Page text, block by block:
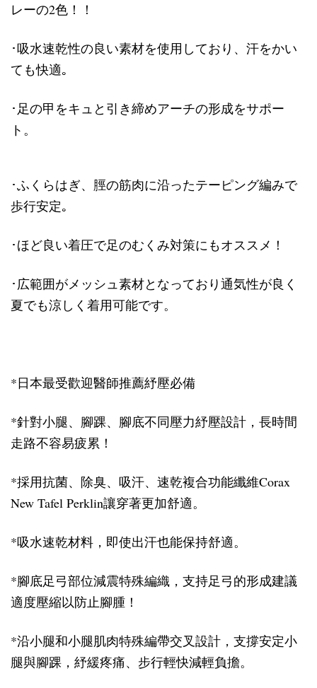
レーの2色！！
･吸水速乾性の良い素材を使用しており、汗をかい
ても快適｡
･足の甲をキュと引き締めアーチの形成をサポー
ト。
･ふくらはぎ、脛の筋肉に沿ったテーピング編みで
歩行安定｡
･ほど良い着圧で足のむくみ対策にもオススメ！
･広範囲がメッシュ素材となっており通気性が良く
夏でも涼しく着用可能です。
*日本最受歡迎醫師推薦紓壓必備
*針對小腿、腳踝、腳底不同壓力紓壓設計，長時間
走路不容易疲累！
*採用抗菌、除臭、吸汗、速乾複合功能纖維Corax
New Tafel Perklin讓穿著更加舒適。
*吸水速乾材料，即使出汗也能保持舒適。
*腳底足弓部位減震特殊編織 ， 支持足弓的形成建議
適度壓縮以防止腳腫！
*沿小腿和小腿肌肉特殊編帶交叉設計，支撐安定小
腿與腳踝 ， 紓緩疼痛、步行輕快減輕負擔。